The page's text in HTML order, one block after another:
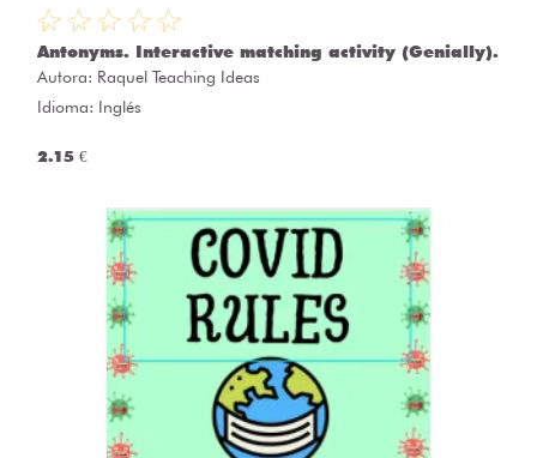
Antonyms. Interactive matching activity (Genially).
Autora: Raquel Teaching Ideas
Idioma: Inglés
2.15 €